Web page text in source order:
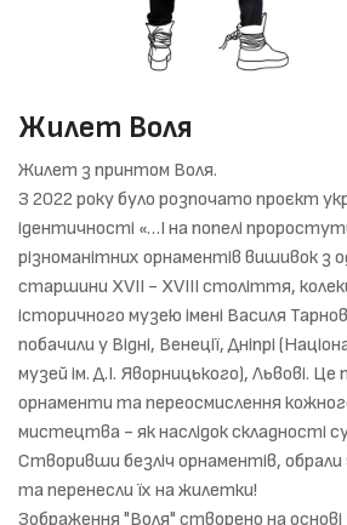
Жилет Воля
Жилет з принтом Воля.
З 2022 року було розпочато проєкт
ідентичності «…І на попелі
різноманітних орнаментів вишивок з
старшини XVII - XVIII cтоліття,
історичного музею імені Василя
побачили у Відні, Венеції, Дніпрі
музей ім. Д.І. Яворницького), Львові. Це
орнаменти та переосмислення
мистецтва - як наслідок складності
Створивши безліч орнаментів,
та перенесли їх на жилетки!
Зображення "Воля" створено на